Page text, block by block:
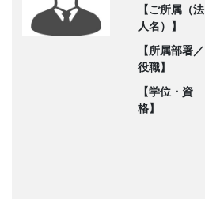
【ご所属（法
人名）】
【所属部署／
役職】
【学位・資
格】